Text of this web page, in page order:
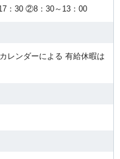
：30 ②8：30～13：00
レンダーによる 有給休暇は